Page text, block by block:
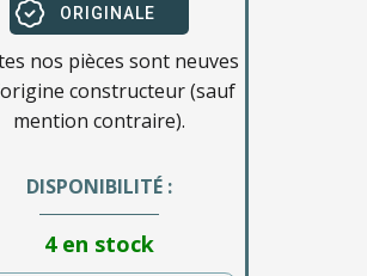
ORIGINALE
nos pièces sont neuves
constructeur (sauf
mention contraire).
DISPONIBILITÉ :
4 en stock